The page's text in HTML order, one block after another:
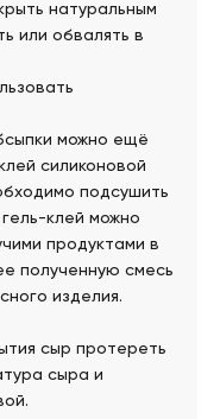
натуральным
или обвалять в
можно ещё
силиконовой
подсушить
клей можно
продуктами в
полученную смесь
изделия.
сыр протереть
сыра и